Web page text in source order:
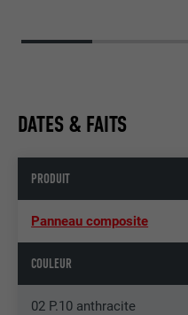
DATES & FAITS
PRODUIT
Panneau composite
COULEUR
02 P.10 anthracite